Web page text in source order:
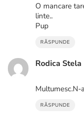
O mancare
linte..
Pup
RĂSPUNDE
Rodica Stela
RĂSPUNDE